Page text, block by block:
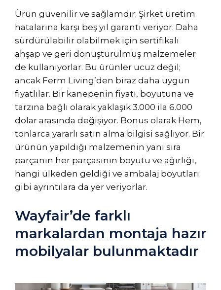
Ürün güvenilir ve sağlamdır; Şirket üretim
hatalarına karşı beş yıl garanti veriyor. Daha
sürdürülebilir olabilmek için sertifikalı
ahşap ve geri dönüştürülmüş malzemeler
de kullanıyorlar. Bu ürünler ucuz değil;
ancak Ferm Living’den biraz daha uygun
fiyatlılar. Bir kanepenin fiyatı, boyutuna ve
tarzına bağlı olarak yaklaşık 3.000 ila 6.000
dolar arasında değişiyor. Bonus olarak Hem,
tonlarca yararlı satın alma bilgisi sağlıyor. Bir
ürünün yapıldığı malzemenin yanı sıra
parçanın her parçasının boyutu ve ağırlığı,
hangi ülkeden geldiği ve ambalaj boyutları
gibi ayrıntılara da yer veriyorlar.
Wayfair’de farklı
markalardan montaja hazır
mobilyalar bulunmaktadır